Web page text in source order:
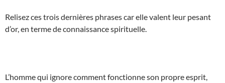
Relisez ces trois dernières phrases car elle valent leur pesant
d’or, en terme de connaissance spirituelle.
L’homme qui ignore comment fonctionne son propre esprit,